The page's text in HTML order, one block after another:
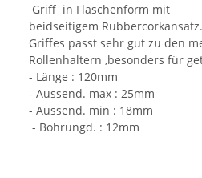
Griff in Flaschenform mit
beidseitigem
Griffes passt sehr gut zu den
Rollenhaltern ,besonders für
- Länge : 120mm
- Aussend. max : 25mm
- Aussend. min : 18mm
- Bohrungd. : 12mm